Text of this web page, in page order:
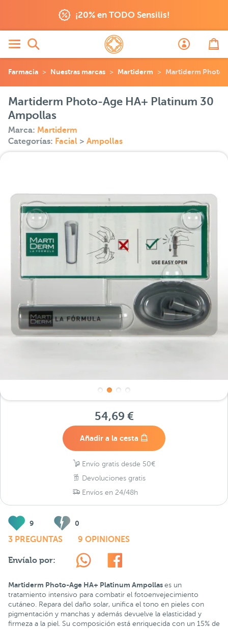
¡20% en TODO Sensilis!
Farmacia Nuestras marcas Martiderm Martiderm Photo-
Martiderm Photo-Age HA+ Platinum 30
Ampollas
Marca: Martiderm
Categorías: Facial > Ampollas
54,69 €
Añadir a la cesta
Envío gratis desde 50€
Devoluciones gratis
Envíos en 24/48h
9 0
3 PREGUNTAS 9 OPINIONES
Envíalo por:
Martiderm Photo-Age HA+ Platinum Ampollas es un
tratamiento intensivo para combatir el fotoenvejecimiento
cutáneo. Repara del daño solar, unifica el tono en pieles con
pigmentación y manchas y además devuelve la elasticidad y
firmeza a la piel. Su composición está enriquecida con un 15% de